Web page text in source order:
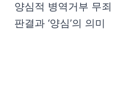
양심적 병역거부 무죄
판결과 ‘양심’의 의미